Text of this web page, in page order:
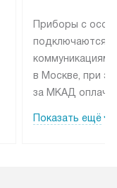
Приборы с
подключаются к
коммуникациям
в Москве, при
за МКАД
партнера
Показать ещё